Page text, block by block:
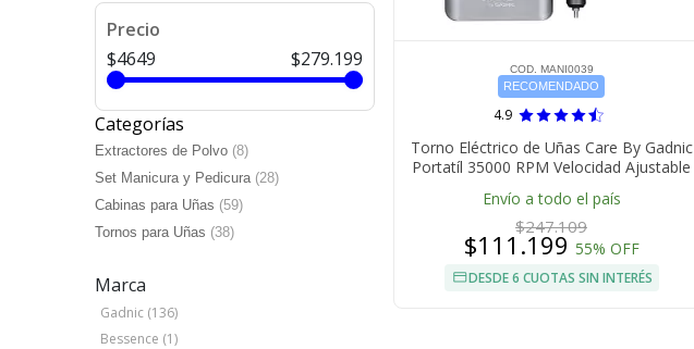
Precio
$4649
$279.199
Categorías
Extractores de Polvo (8)
Set Manicura y Pedicura (28)
Cabinas para Uñas (59)
Tornos para Uñas (38)
Marca
Gadnic (136)
Bessence (1)
COD. MANI0039
RECOMENDADO
4.9
Torno Eléctrico de Uñas Care By Gadnic
Portatíl 35000 RPM Velocidad Ajustable
Envío a todo el país
$247.109
$111.199 55% OFF
DESDE 6 CUOTAS SIN INTERÉS